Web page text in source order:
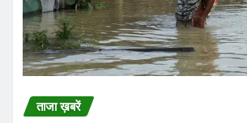
ताजा ख़बरें